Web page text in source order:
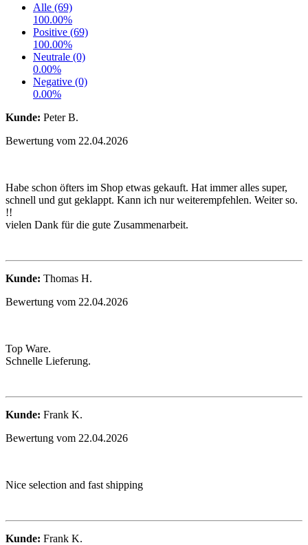
Alle (69)
100.00%
Positive (69)
100.00%
Neutrale (0)
0.00%
Negative (0)
0.00%
Kunde: Peter B.
Bewertung vom 22.04.2026
Habe schon öfters im Shop etwas gekauft. Hat immer alles super,
schnell und gut geklappt. Kann ich nur weiterempfehlen. Weiter so.
!!
vielen Dank für die gute Zusammenarbeit.
Kunde: Thomas H.
Bewertung vom 22.04.2026
Top Ware.
Schnelle Lieferung.
Kunde: Frank K.
Bewertung vom 22.04.2026
Nice selection and fast shipping
Kunde: Frank K.